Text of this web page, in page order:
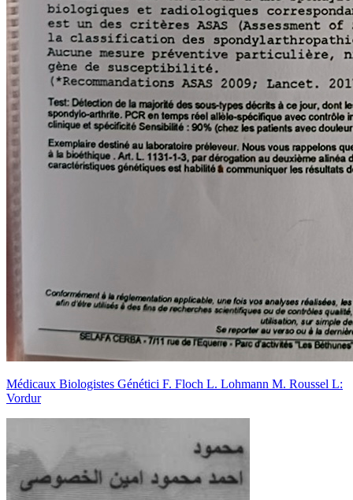
Médicaux Biologistes Génétici F. Floch L. Lohmann M. Roussel L:
Vordur